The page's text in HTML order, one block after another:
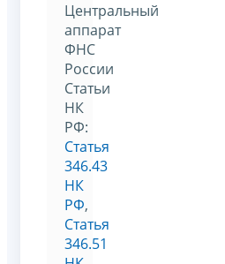
Центральный
аппарат
ФНС
России
Статьи
НК
РФ:
Статья
346.43
НК
РФ,
Статья
346.51